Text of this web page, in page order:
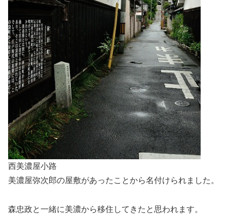
西美濃屋小路
美濃屋弥次郎の屋敷があったことから名付けられました。
森忠政と一緒に美濃から移住してきたと思われます。